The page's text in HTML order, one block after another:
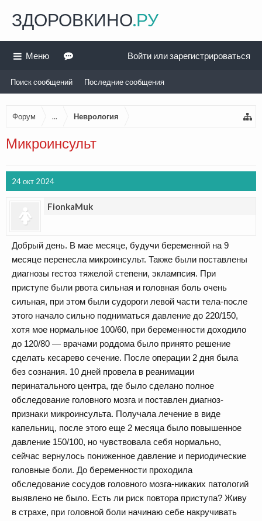
Форум ... Неврология
Микроинсульт
24 окт 2024
FionkaMuk
Добрый день. В мае месяце, будучи беременной на 9
месяце перенесла микроинсульт. Также были поставлены
диагнозы гестоз тяжелой степени, эклампсия. При
приступе были рвота сильная и головная боль очень
сильная, при этом были судороги левой части тела-после
этого начало сильно подниматься давление до 220/150,
хотя мое нормальное 100/60, при беременности доходило
до 120/80 — врачами роддома было принято решение
сделать кесарево сечение. После операции 2 дня была
без сознания. 10 дней провела в реанимации
перинатального центра, где было сделано полное
обследование головного мозга и поставлен диагноз-
признаки микроинсульта. Получала лечение в виде
капельниц, после этого еще 2 месяца было повышенное
давление 150/100, но чувствовала себя нормально,
сейчас вернулось пониженное давление и периодические
головные боли. До беременности проходила
обследование сосудов головного мозга-никаких патологий
выявлено не было. Есть ли риск повтора приступа? Живу
в страхе, при головной боли начинаю себе накручивать
ЗДОРОВКИНО.РУ
Меню
Поиск сообщений Последние сообщения
Войти или зарегистрироваться